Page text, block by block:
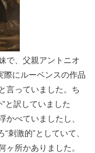
で、父親アントニオ
際にルーベンスの作品
言っていました。ち
と訳していました
かべていましたし、
刺激的”としていて、
ヶ所かありました。